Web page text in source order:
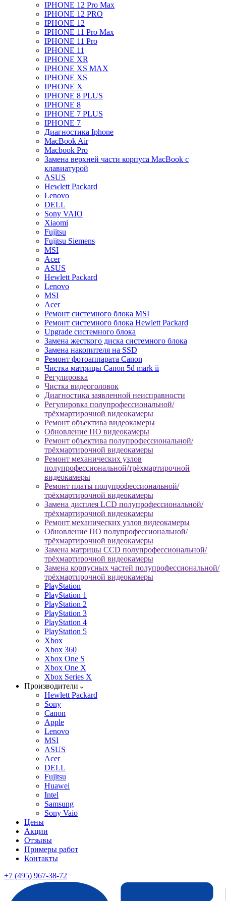
IPHONE 12 Pro Max
IPHONE 12 PRO
IPHONE 12
IPHONE 11 Pro Max
IPHONE 11 Pro
IPHONE 11
IPHONE XR
IPHONE XS MAX
IPHONE XS
IPHONE X
IPHONE 8 PLUS
IPHONE 8
IPHONE 7 PLUS
IPHONE 7
Диагностика Iphone
MacBook Air
Macbook Pro
Замена верхней части корпуса MacBook с
клавиатурой
ASUS
Hewlett Packard
Lenovo
DELL
Sony VAIO
Xiaomi
Fujitsu
Fujitsu Siemens
MSI
Acer
ASUS
Hewlett Packard
Lenovo
MSI
Acer
Ремонт системного блока MSI
Ремонт системного блока Hewlett Packard
Upgrade системного блока
Замена жесткого диска системного блока
Замена накопителя на SSD
Ремонт фотоаппарата Canon
Чистка матрицы Canon 5d mark ii
Регулировка
Чистка видеоголовок
Диагностика заявленной неисправности
Регулировка полупрофессиональной/
трёхмартирочной видеокамеры
Ремонт объектива видеокамеры
Обновление ПО видеокамеры
Ремонт объектива полупрофессиональной/
трёхмартирочной видеокамеры
Ремонт механических узлов
полупрофессиональной/трёхмартирочной
видеокамеры
Ремонт платы полупрофессиональной/
трёхмартирочной видеокамеры
Замена дисплея LCD полупрофессиональной/
трёхмартирочной видеокамеры
Ремонт механических узлов видеокамеры
Обновление ПО полупрофессиональной/
трёхмартирочной видеокамеры
Замена матрицы CCD полупрофессиональной/
трёхмартирочной видеокамеры
Замена корпусных частей полупрофессиональной/
трёхмартирочной видеокамеры
PlayStation
PlayStation 1
PlayStation 2
PlayStation 3
PlayStation 4
PlayStation 5
Xbox
Xbox 360
Xbox One S
Xbox One X
Xbox Series X
Производители
Hewlett Packard
Sony
Canon
Apple
Lenovo
MSI
ASUS
Acer
DELL
Fujitsu
Huawei
Intel
Samsung
Sony Vaio
Цены
Акции
Отзывы
Примеры работ
Контакты
+7 (495) 967-38-72